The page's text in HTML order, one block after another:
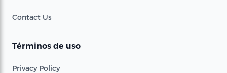
Contact Us
Términos de uso
Privacy Policy